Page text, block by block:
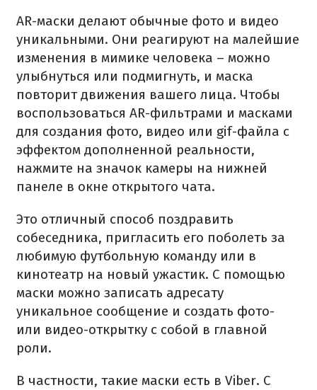
AR-маски делают обычные фото и видео
уникальными. Они реагируют на малейшие
изменения в мимике человека – можно
улыбнуться или подмигнуть, и маска
повторит движения вашего лица. Чтобы
воспользоваться AR-фильтрами и масками
для создания фото, видео или gif-файла с
эффектом дополненной реальности,
нажмите на значок камеры на нижней
панеле в окне открытого чата.
Это отличный способ поздравить
собеседника, пригласить его поболеть за
любимую футбольную команду или в
кинотеатр на новый ужастик. С помощью
маски можно записать адресату
уникальное сообщение и создать фото-
или видео-открытку с собой в главной
роли.
В частности, такие маски есть в Viber. С